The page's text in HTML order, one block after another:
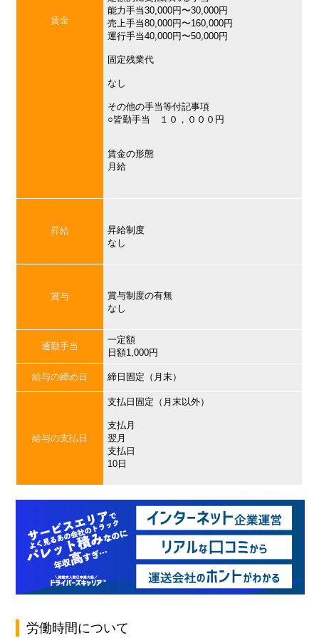
賃金
能力手当30,000円〜30,000円
売上手当80,000円〜160,000円
運行手当40,000円〜50,000円
固定残業代
なし
その他の手当等付記事項
○皆勤手当 １０，０００円
賃金の形態
月給
昇給
昇給制度
なし
賞与
賞与制度の有無
なし
通勤手当
一定額
日額1,000円
給与の締め日 締日固定（月末）
給与の支払日
支払日固定（月末以外）
支払月
翌月
支払日
10日
労働時間について